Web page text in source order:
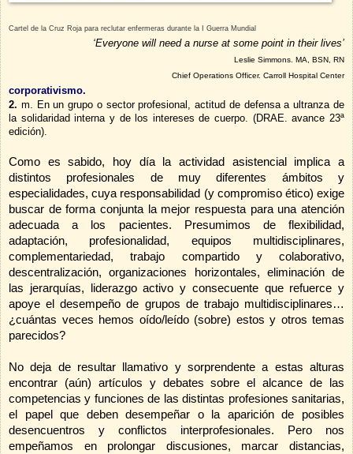
Cartel de la Cruz Roja para reclutar enfermeras durante la I Guerra Mundial
‘Everyone will need a nurse at some point in their lives’
Leslie Simmons. MA, BSN, RN
Chief Operations Officer. Carroll Hospital Center
corporativismo.
2. m . En un grupo o sector profesional, actitud de defensa a ultranza de
la solidaridad interna y de los intereses de cuerpo. (DRAE. avance 23ª
edición).
Como es sabido, hoy día la actividad asistencial implica a
distintos profesionales de muy diferentes ámbitos y
especialidades, cuya responsabilidad (y compromiso ético) exige
buscar de forma conjunta la mejor respuesta para una atención
adecuada a los pacientes. Presumimos de flexibilidad,
adaptación, profesionalidad, equipos multidisciplinares,
complementariedad, trabajo compartido y colaborativo,
descentralización, organizaciones horizontales, eliminación de
las jerarquías, liderazgo activo y consecuente que refuerce y
apoye el desempeño de grupos de trabajo multidisciplinares…
¿cuántas veces hemos oído/leído (sobre) estos y otros temas
parecidos?
No deja de resultar llamativo y sorprendente a estas alturas
encontrar (aún) artículos y debates sobre el alcance de las
competencias y funciones de las distintas profesiones sanitarias,
el papel que deben desempeñar o la aparición de posibles
desencuentros y conflictos interprofesionales. Pero nos
empeñamos en prolongar discusiones, marcar distancias,